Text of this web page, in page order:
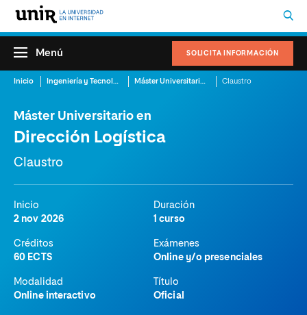
SOLICITA INFORMACIÓN
Menú
Inicio Ingeniería y Tecnología Máster Universitario en Dirección Logística Claustro
Máster Universitario en
Dirección Logística
Claustro
Inicio
2 nov 2026
Duración
1 curso
Créditos
60 ECTS
Exámenes
Online y/o presenciales
Modalidad
Online interactivo
Título
Oficial